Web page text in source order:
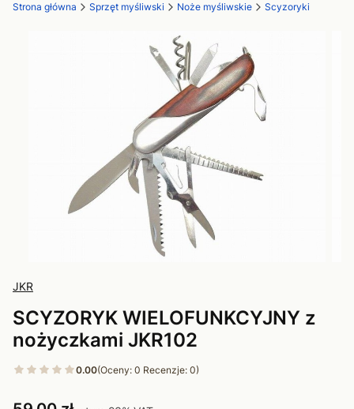
Strona główna Sprzęt myśliwski Noże myśliwskie Scyzoryki
JKR
SCYZORYK WIELOFUNKCYJNY z
nożyczkami JKR102
0.00(Oceny: 0 Recenzje: 0)